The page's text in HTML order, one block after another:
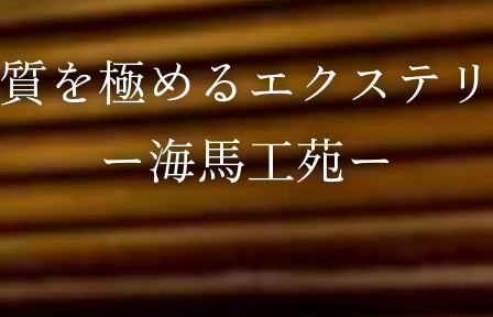
を極めるエクステ
ー海馬工苑ー